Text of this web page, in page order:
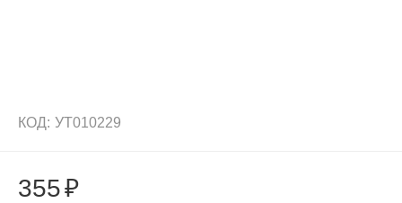
КОД: УТ010229
355₽